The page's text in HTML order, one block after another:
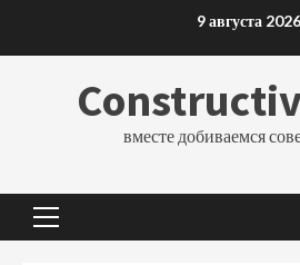
9 августа 2026
вместе добиваемся
Основное